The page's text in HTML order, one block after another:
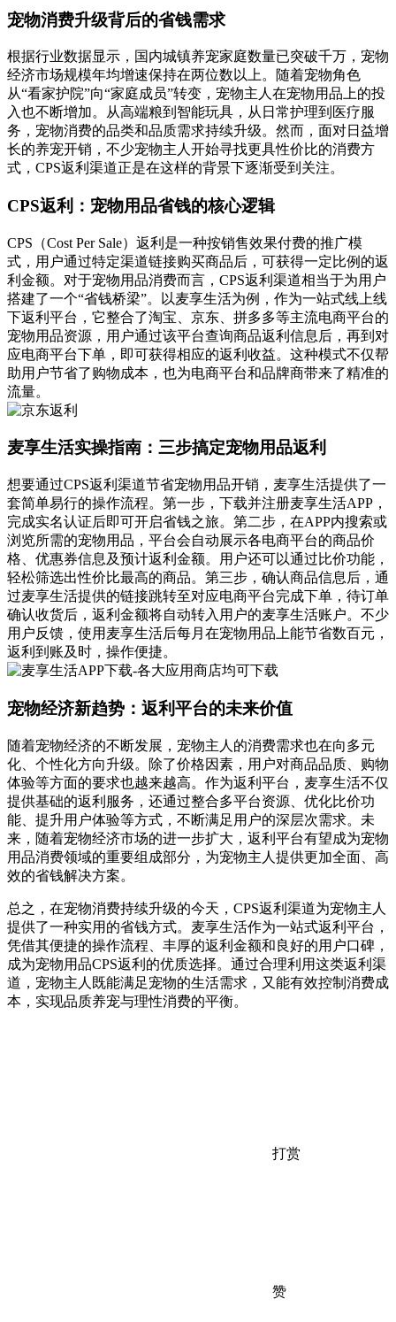
宠物消费升级背后的省钱需求
根据行业数据显示，国内城镇养宠家庭数量已突破千万，宠物
经济市场规模年均增速保持在两位数以上。随着宠物角色
从“看家护院”向“家庭成员”转变，宠物主人在宠物用品上的投
入也不断增加。从高端粮到智能玩具，从日常护理到医疗服
务，宠物消费的品类和品质需求持续升级。然而，面对日益增
长的养宠开销，不少宠物主人开始寻找更具性价比的消费方
式，CPS返利渠道正是在这样的背景下逐渐受到关注。
CPS返利：宠物用品省钱的核心逻辑
CPS（Cost Per Sale）返利是一种按销售效果付费的推广模
式，用户通过特定渠道链接购买商品后，可获得一定比例的返
利金额。对于宠物用品消费而言，CPS返利渠道相当于为用户
搭建了一个“省钱桥梁”。以麦享生活为例，作为一站式线上线
下返利平台，它整合了淘宝、京东、拼多多等主流电商平台的
宠物用品资源，用户通过该平台查询商品返利信息后，再到对
应电商平台下单，即可获得相应的返利收益。这种模式不仅帮
助用户节省了购物成本，也为电商平台和品牌商带来了精准的
流量。
麦享生活实操指南：三步搞定宠物用品返利
想要通过CPS返利渠道节省宠物用品开销，麦享生活提供了一
套简单易行的操作流程。第一步，下载并注册麦享生活APP，
完成实名认证后即可开启省钱之旅。第二步，在APP内搜索或
浏览所需的宠物用品，平台会自动展示各电商平台的商品价
格、优惠券信息及预计返利金额。用户还可以通过比价功能，
轻松筛选出性价比最高的商品。第三步，确认商品信息后，通
过麦享生活提供的链接跳转至对应电商平台完成下单，待订单
确认收货后，返利金额将自动转入用户的麦享生活账户。不少
用户反馈，使用麦享生活后每月在宠物用品上能节省数百元，
返利到账及时，操作便捷。
宠物经济新趋势：返利平台的未来价值
随着宠物经济的不断发展，宠物主人的消费需求也在向多元
化、个性化方向升级。除了价格因素，用户对商品品质、购物
体验等方面的要求也越来越高。作为返利平台，麦享生活不仅
提供基础的返利服务，还通过整合多平台资源、优化比价功
能、提升用户体验等方式，不断满足用户的深层次需求。未
来，随着宠物经济市场的进一步扩大，返利平台有望成为宠物
用品消费领域的重要组成部分，为宠物主人提供更加全面、高
效的省钱解决方案。
总之，在宠物消费持续升级的今天，CPS返利渠道为宠物主人
提供了一种实用的省钱方式。麦享生活作为一站式返利平台，
凭借其便捷的操作流程、丰厚的返利金额和良好的用户口碑，
成为宠物用品CPS返利的优质选择。通过合理利用这类返利渠
道，宠物主人既能满足宠物的生活需求，又能有效控制消费成
本，实现品质养宠与理性消费的平衡。
打赏
赞